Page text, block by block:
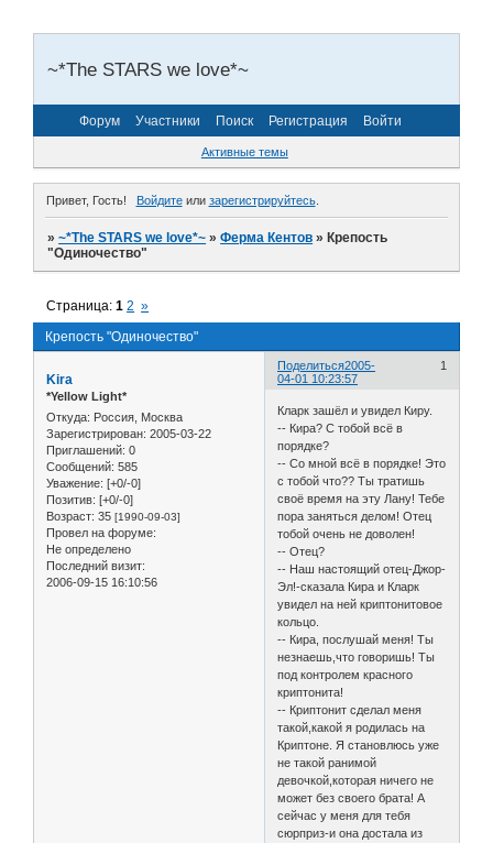
~*The STARS we love*~
Форум Участники Поиск Регистрация Войти
Активные темы
Привет, Гость! Войдитеили зарегистрируйтесь.
»~*The STARS we love*~ »Ферма Кентов »Крепость
"Одиночество"
Крепость "Одиночество"
Страница:1 2 »
Поделиться 1
2005-
04-01 10:23:57
Kira
*Yellow Light*
Откуда: Россия, Москва
Зарегистрирован: 2005-03-22
Приглашений: 0
Сообщений: 585
Уважение: [+0/-0]
Позитив: [+0/-0]
Возраст: 35 [1990-09-03]
Провел на форуме:
Не определено
Последний визит:
2006-09-15 16:10:56
Кларк зашёл и увидел Киру.
-- Кира? С тобой всё в
порядке?
-- Со мной всё в порядке! Это
с тобой что?? Ты тратишь
своё время на эту Лану! Тебе
пора заняться делом! Отец
тобой очень не доволен!
-- Отец?
-- Наш настоящий отец-Джор-
Эл!-сказала Кира и Кларк
увидел на ней криптонитовое
кольцо.
-- Кира, послушай меня! Ты
незнаешь,что говоришь! Ты
под контролем красного
криптонита!
-- Криптонит сделал меня
такой,какой я родилась на
Криптоне. Я становлюсь уже
не такой ранимой
девочкой,которая ничего не
может без своего брата! А
сейчас у меня для тебя
сюрприз-и она достала из